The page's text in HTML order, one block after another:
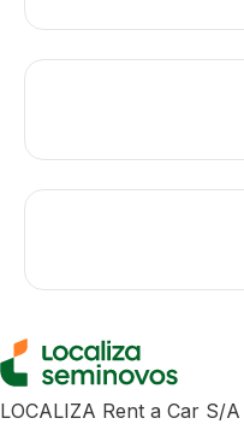
LOCALIZA Rent a Car S/A